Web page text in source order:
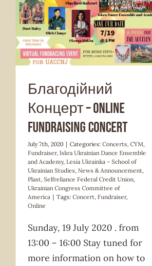
Concerts CYM Fundraiser Iskra Ukrainian
Dance Ensemble and Academy Lesia
Ukrainka – School of Ukrainian Studies
News & Announcement Plast Selfreliance
Federal Credit Union Ukrainian Congress
Committee of America
Благодійний
Концерт – Online
Fundraising Concert
July 7th, 2020 | Categories: Concerts, CYM,
Fundraiser, Iskra Ukrainian Dance Ensemble
and Academy, Lesia Ukrainka – School of
Ukrainian Studies, News & Announcement,
Plast, Selfreliance Federal Credit Union,
Ukrainian Congress Committee of
America | Tags: Concert, Fundraiser,
Online
Sunday, 19 July 2020 . from
13:00 – 16:00 Stay tuned for
more information on how to